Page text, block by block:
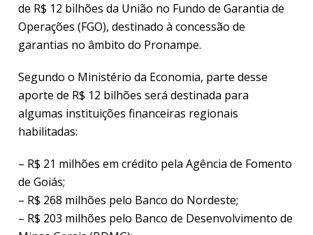
de R$ 12 bilhões da União no Fundo de Garantia de
Operações (FGO), destinado à concessão de
garantias no âmbito do Pronampe.
Segundo o Ministério da Economia, parte desse
aporte de R$ 12 bilhões será destinada para
algumas instituições financeiras regionais
habilitadas:
– R$ 21 milhões em crédito pela Agência de Fomento
de Goiás;
– R$ 268 milhões pelo Banco do Nordeste;
– R$ 203 milhões pelo Banco de Desenvolvimento de